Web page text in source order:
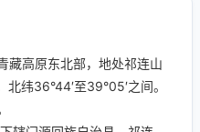
高原东北部，地处祁连山
纬36°44′至39°05′之间。